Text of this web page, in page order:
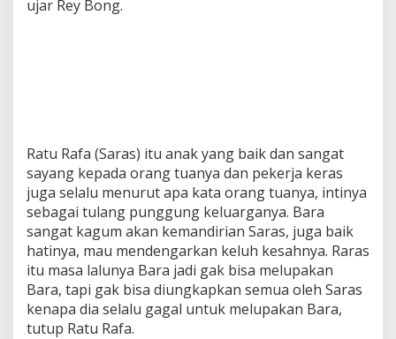
ujar Rey Bong.
Ratu Rafa (Saras) itu anak yang baik dan sangat
sayang kepada orang tuanya dan pekerja keras
juga selalu menurut apa kata orang tuanya, intinya
sebagai tulang punggung keluarganya. Bara
sangat kagum akan kemandirian Saras, juga baik
hatinya, mau mendengarkan keluh kesahnya. Raras
itu masa lalunya Bara jadi gak bisa melupakan
Bara, tapi gak bisa diungkapkan semua oleh Saras
kenapa dia selalu gagal untuk melupakan Bara,
tutup Ratu Rafa.